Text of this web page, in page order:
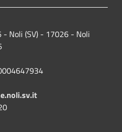
Noli (SV) - 17026 - Noli